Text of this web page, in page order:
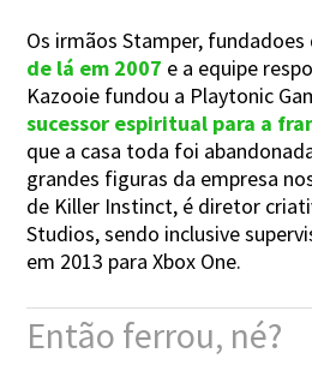
Os irmãos Stamper,
de lá em 2007 e a equipe
Kazooie fundou a Playtonic
sucessor espiritual para a
que a casa toda foi
grandes figuras da empresa
de Killer Instinct, é diretor
Studios, sendo inclusive
em 2013 para Xbox One.
Então ferrou, né?